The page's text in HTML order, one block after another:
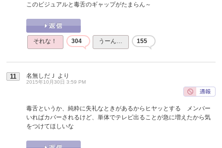
このビジュアルと毒舌のギャップがたまらん～
それな！ 304 うーん… 155
11 名無しだＪ より
2015年10月30日 3:59 PM
毒舌というか、純粋に失礼なときがあるからヒヤッとする メンバー
いればカバーされるけど、単体でテレビ出ることが急に増えたから気
をつけてほしいな